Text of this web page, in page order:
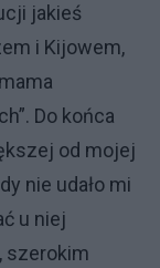
jakieś
i Kijowem,
Do końca
od mojej
nie udało mi
u niej
szerokim